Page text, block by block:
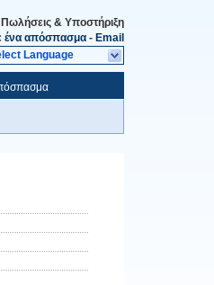
Πωλήσεις & Υποστήριξη
ένα απόσπασμα - Email
Language